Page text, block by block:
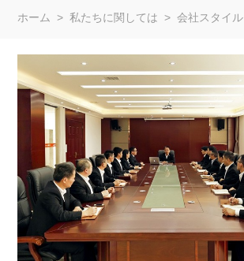
ホーム > 私たちに関しては > 会社スタイル